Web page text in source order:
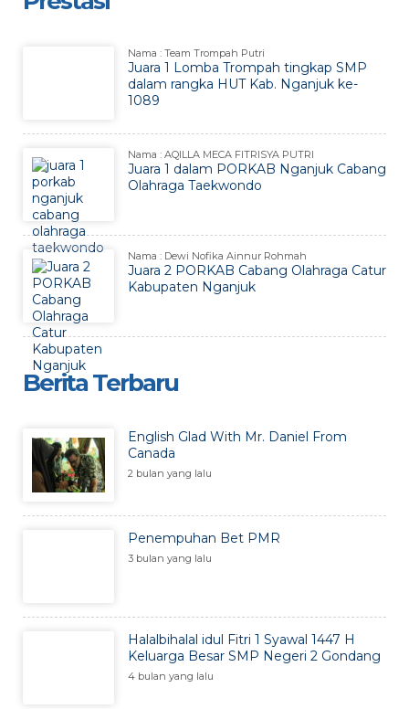
Nama : Team Trompah Putri
Juara 1 Lomba Trompah tingkap SMP
dalam rangka HUT Kab. Nganjuk ke-
1089
Nama : AQILLA MECA FITRISYA PUTRI
Juara 1 dalam PORKAB Nganjuk Cabang
Olahraga Taekwondo
Nama : Dewi Nofika Ainnur Rohmah
Juara 2 PORKAB Cabang Olahraga Catur
Kabupaten Nganjuk
Berita Terbaru
English Glad With Mr. Daniel From
Canada
2 bulan yang lalu
Penempuhan Bet PMR
3 bulan yang lalu
Halalbihalal idul Fitri 1 Syawal 1447 H
Keluarga Besar SMP Negeri 2 Gondang
4 bulan yang lalu